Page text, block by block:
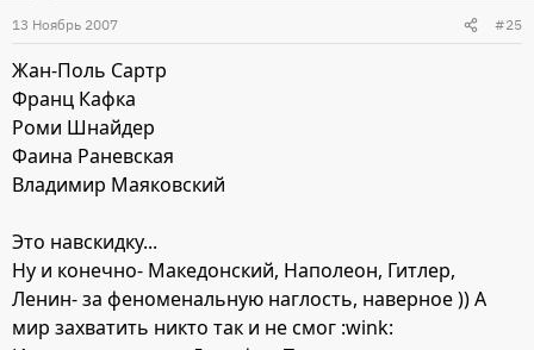
13 Ноябрь 2007 #25
Жан-Поль Сартр
Франц Кафка
Роми Шнайдер
Фаина Раневская
Владимир Маяковский
Это навскидку...
Ну и конечно- Македонский, Наполеон, Гитлер,
Ленин- за феноменальную наглость, наверное )) А
мир захватить никто так и не смог :wink: